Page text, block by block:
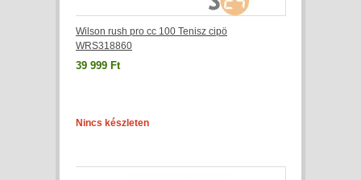
Wilson rush pro cc 100 Tenisz cipö
WRS318860
39 999 Ft
Nincs készleten